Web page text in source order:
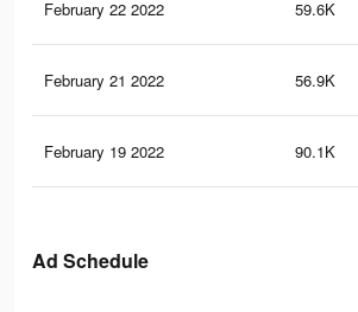
February 22 2022 59.6K
February 21 2022 56.9K
February 19 2022 90.1K
Ad Schedule